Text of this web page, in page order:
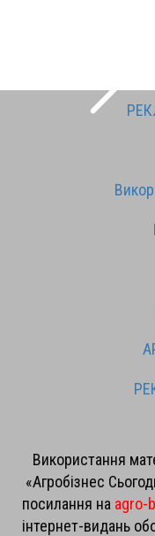
Використання
«Агробізнес
посилання на agro-
інтернет-видань